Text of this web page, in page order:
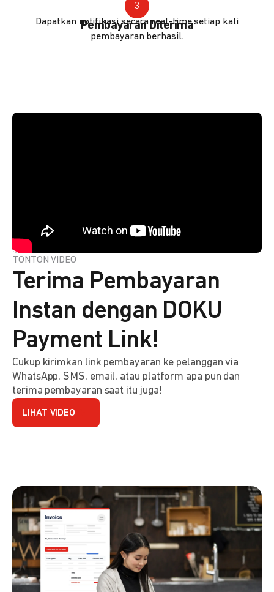
3
Pembayaran Diterima
Dapatkan notifikasi secara real-time setiap kali
pembayaran berhasil.
TONTON VIDEO
Terima Pembayaran
Instan dengan DOKU
Payment Link!
Cukup kirimkan link pembayaran ke pelanggan via
WhatsApp, SMS, email, atau platform apa pun dan
terima pembayaran saat itu juga!
LIHAT VIDEO